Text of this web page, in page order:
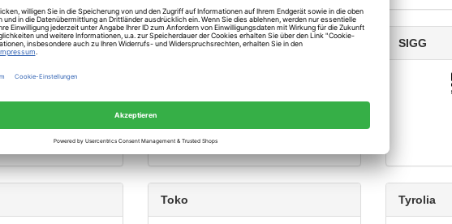
Salomon SIGG
Toko Tyrolia